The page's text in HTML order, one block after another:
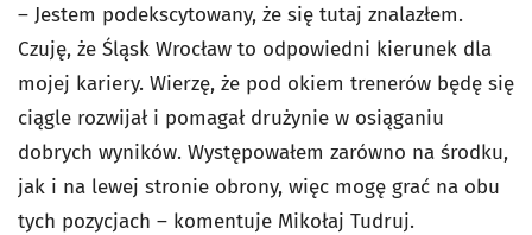
– Jestem podekscytowany, że się tutaj znalazłem.
Czuję, że Śląsk Wrocław to odpowiedni kierunek dla
mojej kariery. Wierzę, że pod okiem trenerów będę się
ciągle rozwijał i pomagał drużynie w osiąganiu
dobrych wyników. Występowałem zarówno na środku,
jak i na lewej stronie obrony, więc mogę grać na obu
tych pozycjach – komentuje Mikołaj Tudruj.